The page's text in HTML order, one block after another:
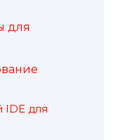
для
IDE для